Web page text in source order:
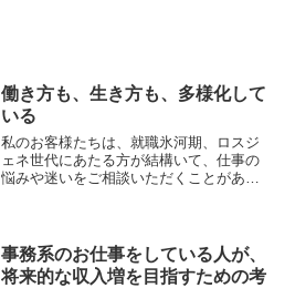
働き方も、生き方も、多様化して
いる
私のお客様たちは、就職氷河期、ロスジ
ェネ世代にあたる方が結構いて、仕事の
悩みや迷いをご相談いただくことがあり
事務系のお仕事をしている人が、
将来的な収入増を目指すための考